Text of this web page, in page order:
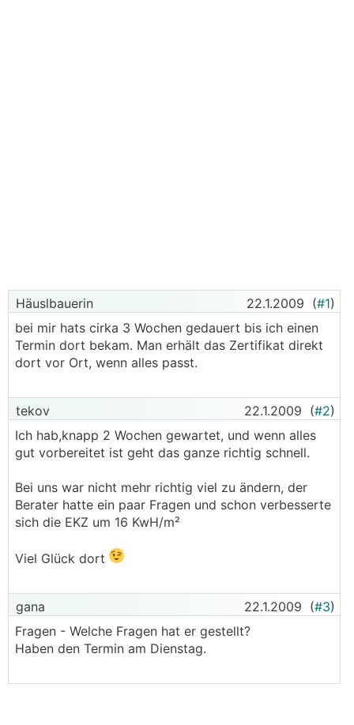
Häuslbauerin 22.1.2009 (#1)
bei mir hats cirka 3 Wochen gedauert bis ich einen
Termin dort bekam. Man erhält das Zertifikat direkt
dort vor Ort, wenn alles passt.
tekov 22.1.2009 (#2)
Ich hab,knapp 2 Wochen gewartet, und wenn alles
gut vorbereitet ist geht das ganze richtig schnell.
Bei uns war nicht mehr richtig viel zu ändern, der
Berater hatte ein paar Fragen und schon verbesserte
sich die EKZ um 16 KwH/m²
Viel Glück dort
gana 22.1.2009 (#3)
Fragen - Welche Fragen hat er gestellt?
Haben den Termin am Dienstag.